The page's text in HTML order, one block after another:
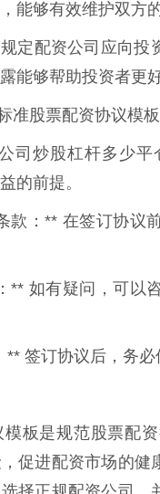
能够有效维护双方
定配资公司应向
能够帮助投资者更
准股票配资协议模
司炒股杠杆多少
的前提。
款：** 在签订协议
** 如有疑问，可以
签订协议后，务
板是规范股票配
促进配资市场的